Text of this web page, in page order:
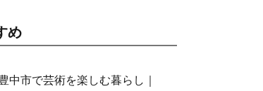
め
中市で芸術を楽しむ暮らし｜